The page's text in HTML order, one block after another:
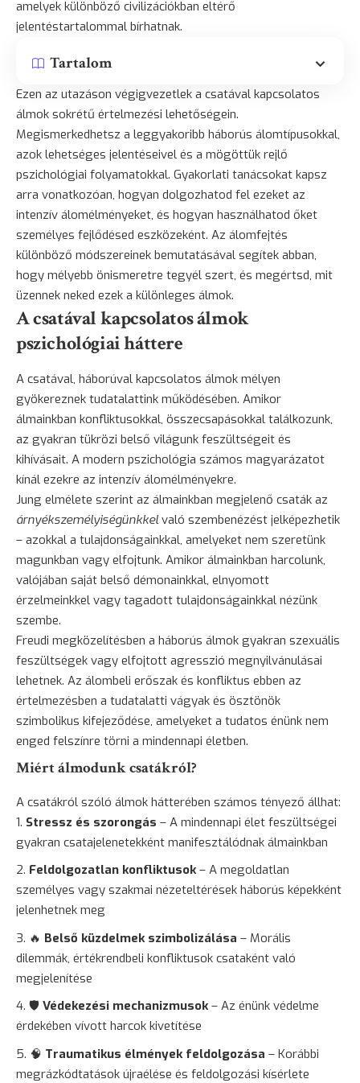
amelyek különböző civilizációkban eltérő
jelentéstartalommal bírhatnak.
Tartalom
Ezen az utazáson végigvezetlek a csatával kapcsolatos
álmok sokrétű értelmezési lehetőségein.
Megismerkedhetsz a leggyakoribb háborús álomtípusokkal,
azok lehetséges jelentéseivel és a mögöttük rejlő
pszichológiai folyamatokkal. Gyakorlati tanácsokat kapsz
arra vonatkozóan, hogyan dolgozhatod fel ezeket az
intenzív álomélményeket, és hogyan használhatod őket
személyes fejlődésed eszközeként. Az álomfejtés
különböző módszereinek bemutatásával segítek abban,
hogy mélyebb önismeretre tegyél szert, és megértsd, mit
üzennek neked ezek a különleges álmok.
A csatával kapcsolatos álmok
pszichológiai háttere
A csatával, háborúval kapcsolatos álmok mélyen
gyökereznek tudatalattink működésében. Amikor
álmainkban konfliktusokkal, összecsapásokkal találkozunk,
az gyakran tükrözi belső világunk feszültségeit és
kihívásait. A modern pszichológia számos magyarázatot
kínál ezekre az intenzív álomélményekre.
Jung elmélete szerint az álmainkban megjelenő csaták az
árnyékszemélyiségünkkelvaló szembenézést jelképezhetik
– azokkal a tulajdonságainkkal, amelyeket nem szeretünk
magunkban vagy elfojtunk. Amikor álmainkban harcolunk,
valójában saját belső démonainkkal, elnyomott
érzelmeinkkel vagy tagadott tulajdonságainkkal nézünk
szembe.
Freudi megközelítésben a háborús álmok gyakran szexuális
feszültségek vagy elfojtott agresszió megnyilvánulásai
lehetnek. Az álombeli erőszak és konfliktus ebben az
értelmezésben a tudatalatti vágyak és ösztönök
szimbolikus kifejeződése, amelyeket a tudatos énünk nem
enged felszínre törni a mindennapi életben.
Miért álmodunk csatákról?
A csatákról szóló álmok hátterében számos tényező állhat:
Stressz és szorongás – A mindennapi élet feszültségei
gyakran csatajelenetekként manifesztálódnak álmainkban
Feldolgozatlan konfliktusok– A megoldatlan
személyes vagy szakmai nézeteltérések háborús képekként
jelenhetnek meg
🔥 Belső küzdelmek szimbolizálása – Morális
dilemmák, értékrendbeli konfliktusok csataként való
megjelenítése
🛡️ Védekezési mechanizmusok– Az énünk védelme
érdekében vívott harcok kivetítése
🧠 Traumatikus élmények feldolgozása – Korábbi
megrázkódtatások újraélése és feldolgozási kísérlete